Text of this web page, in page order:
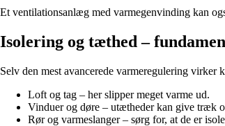
Et ventilationsanlæg med varmegenvinding kan
Isolering og tæthed –
Selv den mest avancerede varmeregulering
Loft og tag – her slipper meget varme ud.
Vinduer og døre – utætheder kan give træk
Rør og varmeslanger – sørg for, at de er